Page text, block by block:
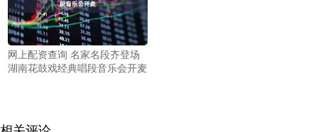
网上配资查询 名家名段齐登场
湖南花鼓戏经典唱段音乐会开麦